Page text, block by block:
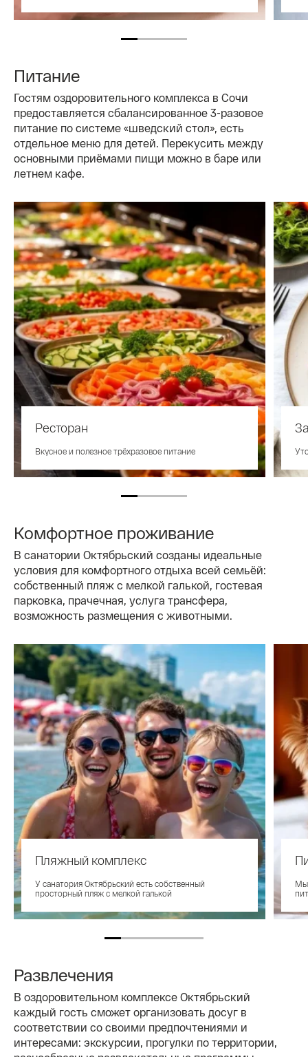
Питание
Гостям оздоровительного комплекса в Сочи
предоставляется сбалансированное 3-разовое
питание по системе «шведский стол», есть
отдельное меню для детей. Перекусить между
основными приёмами пищи можно в баре или
летнем кафе.
Ресторан
Вкусное и полезное трёхразовое питание
Комфортное проживание
В санатории Октябрьский созданы идеальные
условия для комфортного отдыха всей семьёй:
собственный пляж с мелкой галькой, гостевая
парковка, прачечная, услуга трансфера,
возможность размещения с животными.
Пляжный комплекс
У санатория Октябрьский есть собственный
просторный пляж с мелкой галькой
Мы
Развлечения
В оздоровительном комплексе Октябрьский
каждый гость сможет организовать досуг в
соответствии со своими предпочтениями и
интересами: экскурсии, прогулки по территории,